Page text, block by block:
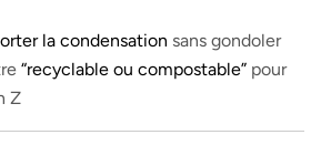
la condensation sans gondoler
“recyclable ou compostable” pour
Z